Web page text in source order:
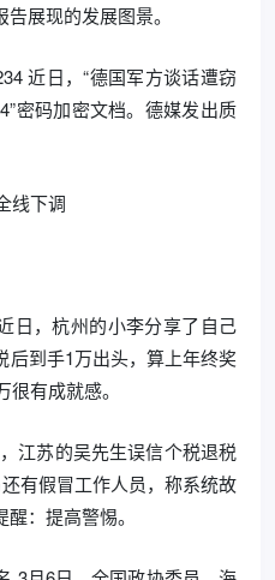
展现的发展图景。
近日，“德国军方谈话遭窃
密码加密文档。德媒发出质
线下调
日，杭州的小李分享了自己
后到手1万出头，算上年终奖
有成就感。
江苏的吴先生误信个税退税
有假冒工作人员，称系统故
：提高警惕。